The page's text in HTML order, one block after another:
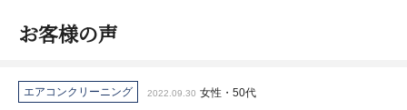
お客様の声
エアコンクリーニング 2022.09.30 女性・50代